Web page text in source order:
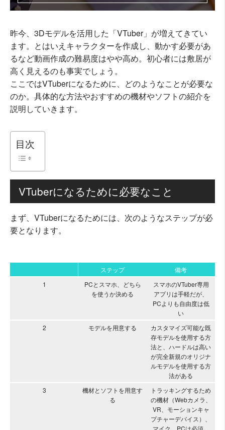
昨今、3Dモデルを活用した「VTuber」が増えてきてい
ます。とはいえキャラクターを作成し、動かす必要があ
るなど動画作成の難易度はやや高め。初心者には敷居が
高く見えるのも事実でしょう。
ここではVTuberになるために、どのようなことが必要な
のか。具体的な方法やおすすめの機材やソフトの紹介を
説明していきます。
目次
VTuberになるために必要なこと
まず、VTuberになるためには、次のようなステップが必
要となります。
ステップ
備考
1
PCとスマホ、どちら
を使うか決める
スマホのVTuber専用
アプリは手軽だが、
PCよりも自由度は低
い
2
モデルを用意する
カスタマイズ可能な既
存モデルを使用する方
法と、ハードルは高い
が完全新規のオリジナ
ルモデルを使用する方
法がある
3
機材とソフトを用意す
る
トラッキングするため
の機材（Webカメラ、
VR、モーションキャ
プチャーデバイス）、
マイク、PCは必須。